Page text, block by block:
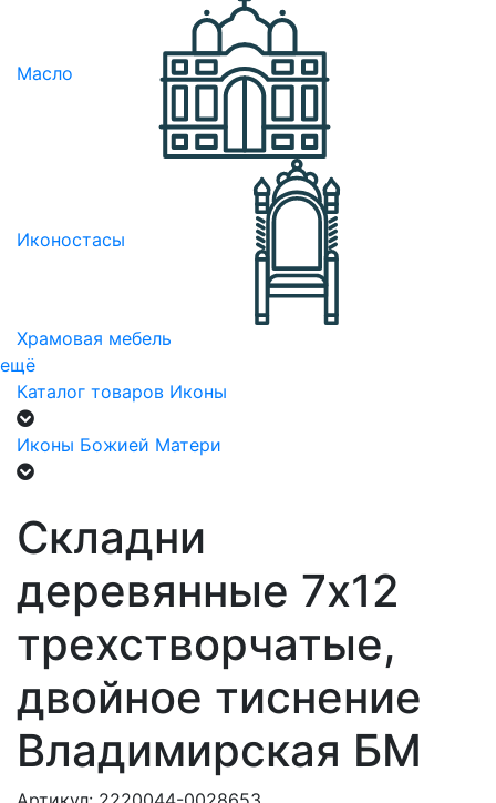
Масло
Иконостасы
Храмовая мебель
ещё
Каталог товаров Иконы
Иконы Божией Матери
Складни
деревянные 7х12
трехстворчатые,
двойное тиснение
Владимирская БМ